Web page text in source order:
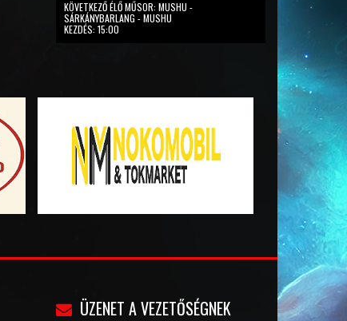
KÖVETKEZŐ ÉLŐ MŰSOR: MUSHU -
SÁRKÁNYBARLANG - MUSHU
KEZDÉS: 15:00
ÜZENET A VEZETŐSÉGNEK